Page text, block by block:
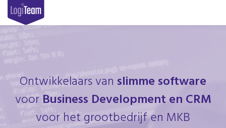
Ontwikkelaars van slimme software
voor Business Development en CRM
voor het grootbedrijf en MKB